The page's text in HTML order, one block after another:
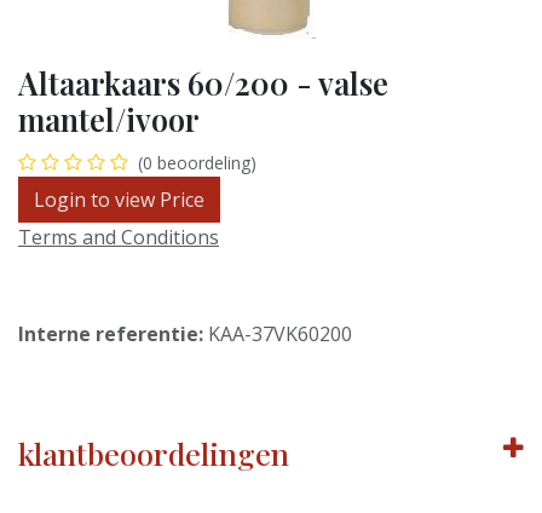
Altaarkaars 60/200 - valse
mantel/ivoor
(0 beoordeling)
Login to view Price
Terms and Conditions
Interne referentie: KAA-37VK60200
klantbeoordelingen